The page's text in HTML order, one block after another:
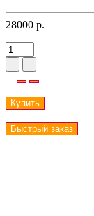
28000 р.
Купить
Быстрый заказ